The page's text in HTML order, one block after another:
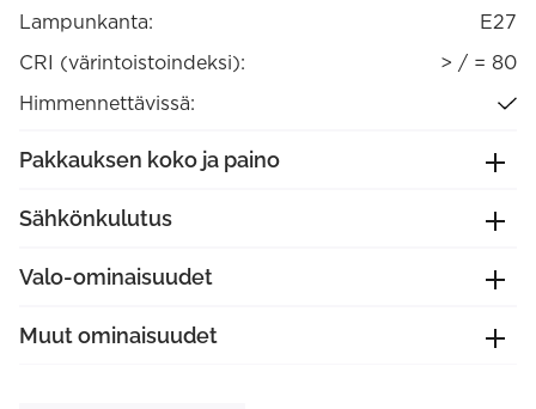
Lampunkanta:
E27
CRI (värintoistoindeksi):
> / = 80
Himmennettävissä:
Pakkauksen koko ja paino
Sähkönkulutus
Valo-ominaisuudet
Muut ominaisuudet